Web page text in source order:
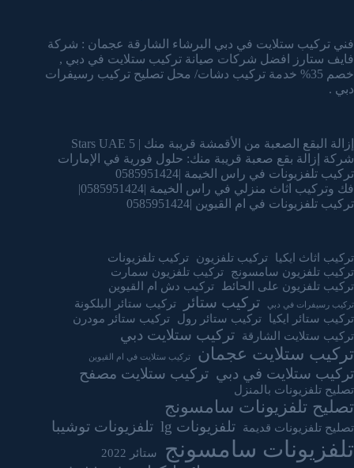
فني تركيب ستلايت في دبي البرشاء الشارقة عجمان : شركة
فايف ستارز افضل شركات صيانة تركيب ستلايت في دبي ,
خصم 35% خدمة تركيب دشات/ محل تصليح تركيب رسيفرات
دبي .
إزالة البقع الصعبة من الأقمشة قريبة منك | 5 Stars UAE
شركة إزالة بقع صعبة قريبة منك: حلول فورية في الإمارات
تركيب تلفزيونات في راس الخيمة |0585951424
فك وتركيب اثاث منزلي في راس الخيمة |0585951424|
تركيب تلفزيونات في ام القيوين |0585951424
تركيب اثاث ايكيا تركيب تلفزيون
تركيب تلفزيونات
تركيب تلفزيون سامسونج
تركيب تلفزيون سمارت
تركيب تلفزيون على الحائط
تركيب دش ام القيوين
تركيب رسيفرات في دبي تركيب ستائر
تركيب ستائر البلكونة
تركيب ستائر ايكيا
تركيب ستائر رول
تركيب ستائر مودرن
تركيب ستلايت الشارقة
تركيب ستلايت دبي
تركيب ستلايت عجمان تركيب ستلايت في ام القيوين
تركيب ستلايت في دبي تركيب ستلايت مصفح
تصليح تلفزيونات بالمنزل
تصليح تلفزيونات سامسونج
تصليح تلفزيونات قديمة تلفزيونات lg تلفزيونات توشيبا
تلفزيونات سامسونج ستائر 2022